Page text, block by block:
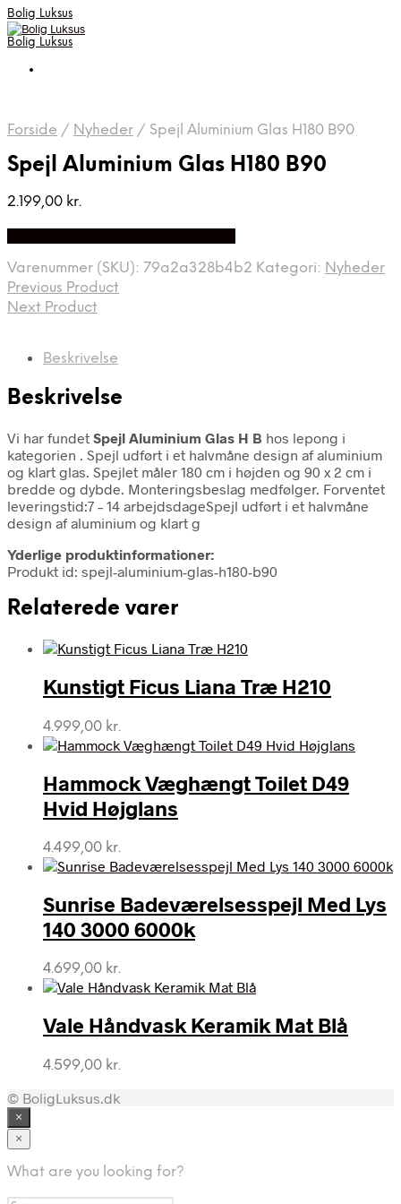
Bolig Luksus
Bolig Luksus
Forside / Nyheder / Spejl Aluminium Glas H180 B90
Spejl Aluminium Glas H180 B90
2.199,00 kr.
Varenummer (SKU): 79a2a328b4b2 Kategori: Nyheder
Previous Product
Next Product
Beskrivelse
Beskrivelse
Vi har fundet Spejl Aluminium Glas H B hos lepong i
kategorien . Spejl udført i et halvmåne design af aluminium
og klart glas. Spejlet måler 180 cm i højden og 90 x 2 cm i
bredde og dybde. Monteringsbeslag medfølger. Forventet
leveringstid:7 – 14 arbejdsdageSpejl udført i et halvmåne
design af aluminium og klart g
Yderlige produktinformationer:
Produkt id: spejl-aluminium-glas-h180-b90
Relaterede varer
Kunstigt Ficus Liana Træ H210
4.999,00 kr.
Hammock Væghængt Toilet D49
Hvid Højglans
4.499,00 kr.
Sunrise Badeværelsesspejl Med Lys
140 3000 6000k
4.699,00 kr.
Vale Håndvask Keramik Mat Blå
4.599,00 kr.
© BoligLuksus.dk
×
×
What are you looking for?